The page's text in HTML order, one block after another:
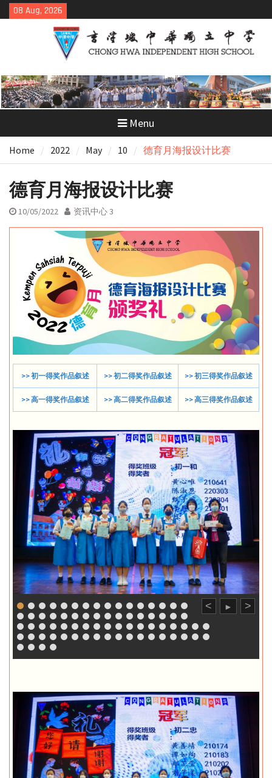
Skip
to
08 Aug, 2026
Menu
Home 2022 May 10 德育月海报设计比赛
德育月海报设计比赛
10/05/2022 资讯中心 3
>> 初一得奖作品叙述 >> 初二得奖作品叙述 >> 初三得奖作品叙述
>> 高一得奖作品叙述 >> 高二得奖作品叙述 >> 高三得奖作品叙述
< ► >